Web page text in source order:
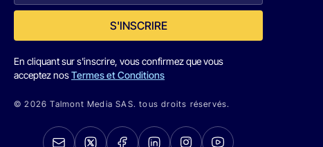
S'INSCRIRE
En cliquant sur s'inscrire, vous confirmez que vous
acceptez nosTermes et Conditions
© 2026 Talmont Media SAS. tous droits réservés.